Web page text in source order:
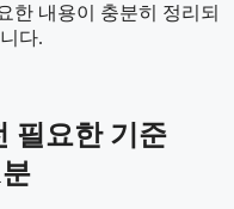
한 내용이 충분히 정리되
다.
필요한 기준